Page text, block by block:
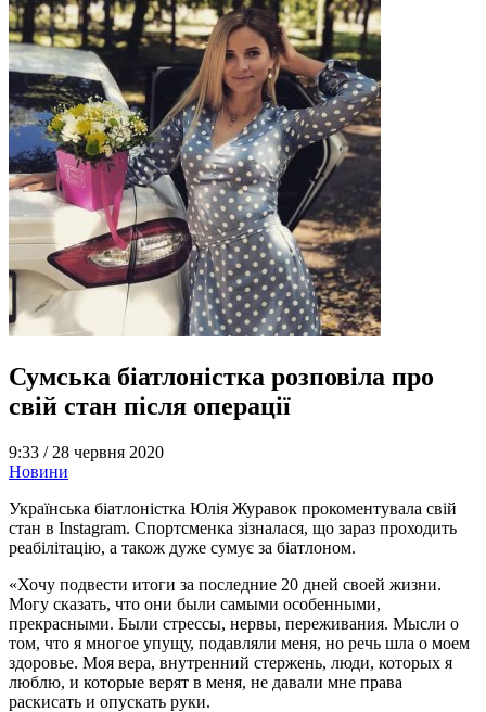
Сумська біатлоністка розповіла про
свій стан після операції
9:33 / 28 червня 2020
Новини
Українська біатлоністка Юлія Журавок прокоментувала свій
стан в Instagram. Спортсменка зізналася, що зараз проходить
реабілітацію, а також дуже сумує за біатлоном.
«Хочу подвести итоги за последние 20 дней своей жизни.
Могу сказать, что они были самыми особенными,
прекрасными. Были стрессы, нервы, переживания. Мысли о
том, что я многое упущу, подавляли меня, но речь шла о моем
здоровье. Моя вера, внутренний стержень, люди, которых я
люблю, и которые верят в меня, не давали мне права
раскисать и опускать руки.